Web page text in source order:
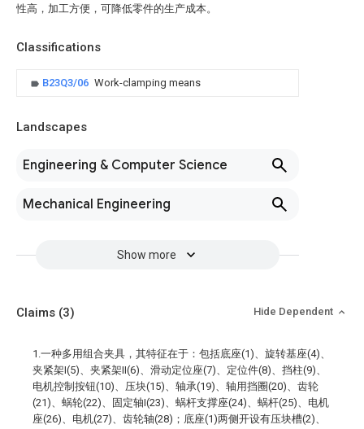
性高，加工方便，可降低零件的生产成本。
Classifications
B23Q3/06 Work-clamping means
Landscapes
Engineering & Computer Science
Mechanical Engineering
Show more
Claims (3) Hide Dependent
1.一种多用组合夹具，其特征在于：包括底座(1)、旋转基座(4)、
夹紧架I(5)、夹紧架II(6)、滑动定位座(7)、定位件(8)、挡柱(9)、
电机控制按钮(10)、压块(15)、轴承(19)、轴用挡圈(20)、齿轮
(21)、蜗轮(22)、固定轴I(23)、蜗杆支撑座(24)、蜗杆(25)、电机
座(26)、电机(27)、齿轮轴(28)；底座(1)两侧开设有压块槽(2)、